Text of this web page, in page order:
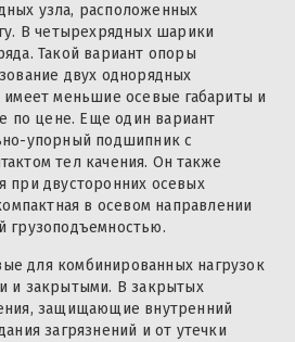
узла, расположенных
В четырехрядных шарики
Такой вариант опоры
двух однорядных
меньшие осевые габариты и
по цене. Еще один вариант
упорный подшипник с
тел качения. Он также
при двусторонних осевых
в осевом направлении
грузоподъемностью.
для комбинированных нагрузок
и закрытыми. В закрытых
защищающие внутренний
загрязнений и от утечки